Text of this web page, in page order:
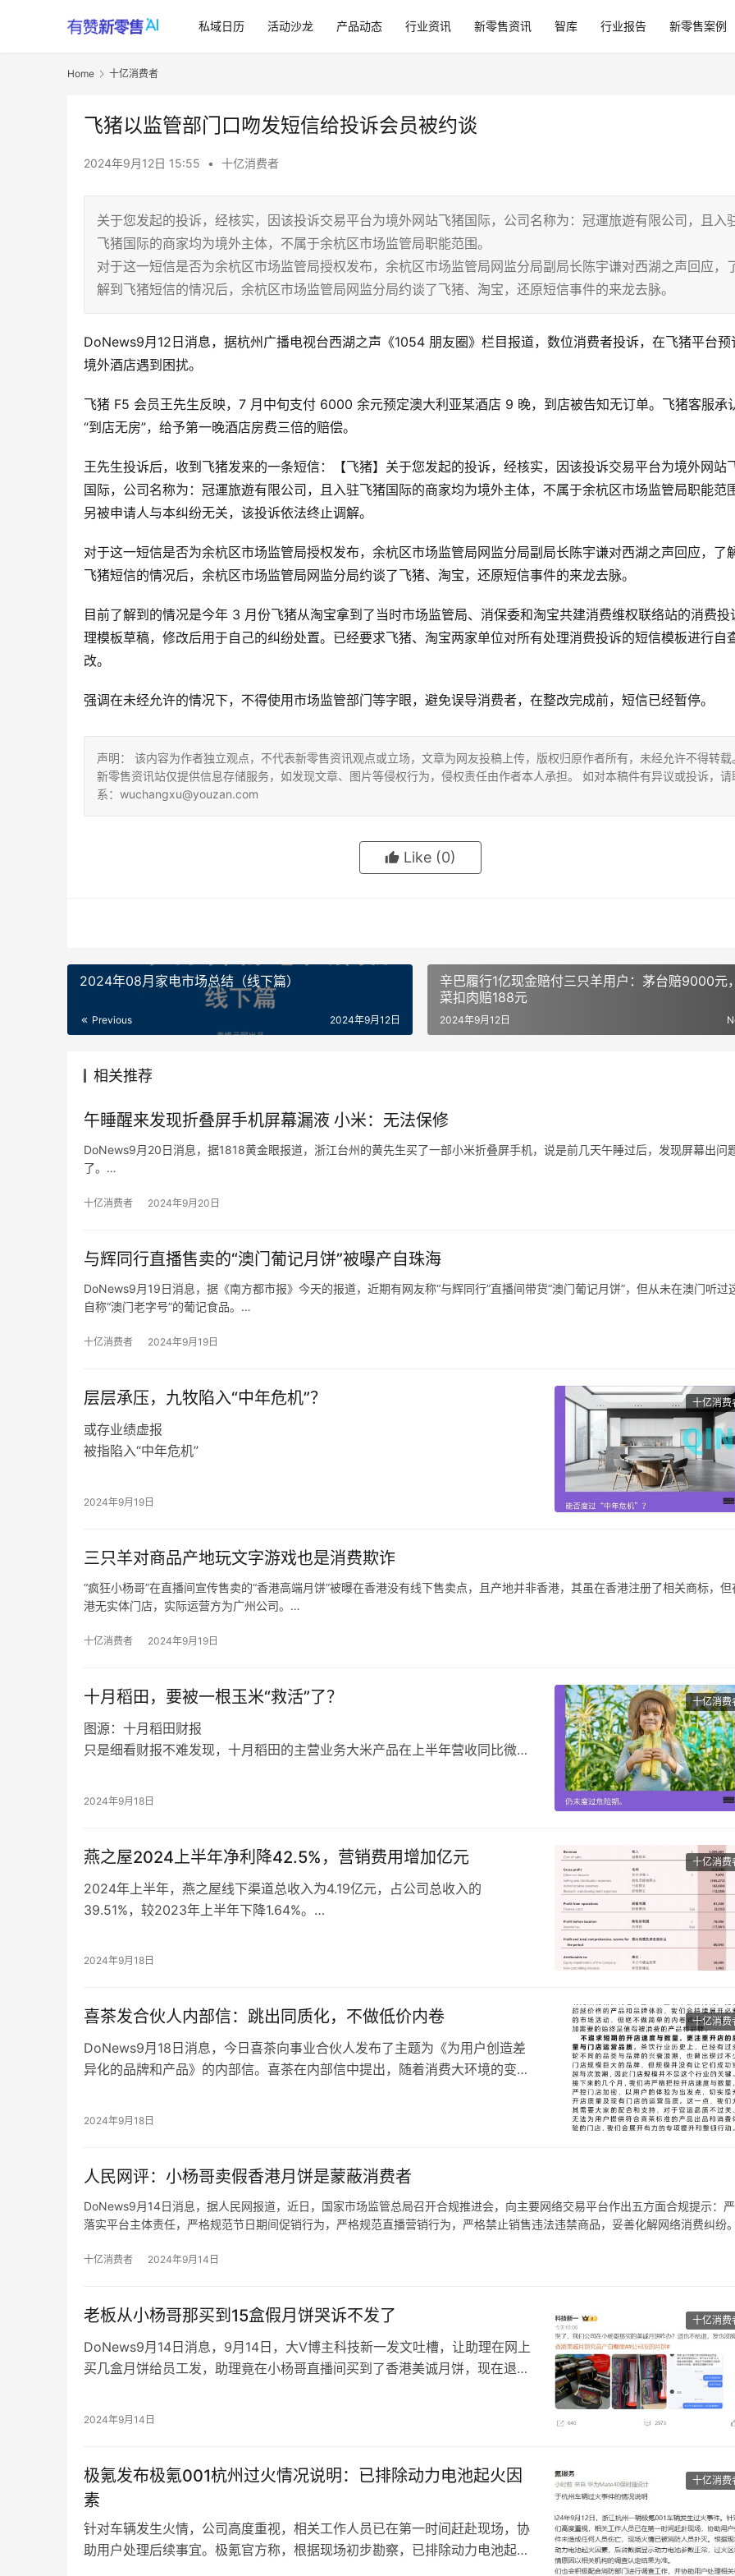
私域日历 活动沙龙 产品动态 行业资讯 新零售资讯 智库 行业报告 新零售案例
Home 十亿消费者
飞猪以监管部门口吻发短信给投诉会员被约谈
2024年9月12日 15:55 • 十亿消费者
关于您发起的投诉，经核实，因该投诉交易平台为境外网站飞猪国际，公司名称为：冠運旅遊有限公司，且入
飞猪国际的商家均为境外主体，不属于余杭区市场监管局职能范围。
对于这一短信是否为余杭区市场监管局授权发布，余杭区市场监管局网监分局副局长陈宇谦对西湖之声回应，
解到飞猪短信的情况后，余杭区市场监管局网监分局约谈了飞猪、淘宝，还原短信事件的来龙去脉。
DoNews9月12日消息，据杭州广播电视台西湖之声《1054 朋友圈》栏目报道，数位消费者投诉，在飞猪平台预
境外酒店遇到困扰。
飞猪 F5 会员王先生反映，7 月中旬支付 6000 余元预定澳大利亚某酒店 9 晚，到店被告知无订单。飞猪客服承
“到店无房”，给予第一晚酒店房费三倍的赔偿。
王先生投诉后，收到飞猪发来的一条短信：【飞猪】关于您发起的投诉，经核实，因该投诉交易平台为境外网站
国际，公司名称为：冠運旅遊有限公司，且入驻飞猪国际的商家均为境外主体，不属于余杭区市场监管局职能范围
另被申请人与本纠纷无关，该投诉依法终止调解。
对于这一短信是否为余杭区市场监管局授权发布，余杭区市场监管局网监分局副局长陈宇谦对西湖之声回应，了
飞猪短信的情况后，余杭区市场监管局网监分局约谈了飞猪、淘宝，还原短信事件的来龙去脉。
目前了解到的情况是今年 3 月份飞猪从淘宝拿到了当时市场监管局、消保委和淘宝共建消费维权联络站的消费投
理模板草稿，修改后用于自己的纠纷处置。已经要求飞猪、淘宝两家单位对所有处理消费投诉的短信模板进行自
改。
强调在未经允许的情况下，不得使用市场监管部门等字眼，避免误导消费者，在整改完成前，短信已经暂停。
声明： 该内容为作者独立观点，不代表新零售资讯观点或立场，文章为网友投稿上传，版权归原作者所有，未经允许不得转载
新零售资讯站仅提供信息存储服务，如发现文章、图片等侵权行为，侵权责任由作者本人承担。 如对本稿件有异议或投诉，请
系：wuchangxu@youzan.com
Like (0)
2024年08月家电市场总结（线下篇）
Previous 2024年9月12日
辛巴履行1亿现金赔付三只羊用户：茅台赔9000元
菜扣肉赔188元
2024年9月12日
相关推荐
午睡醒来发现折叠屏手机屏幕漏液 小米：无法保修
DoNews9月20日消息，据1818黄金眼报道，浙江台州的黄先生买了一部小米折叠屏手机，说是前几天午睡过后，发现屏幕出问
了。
黄先生把这部小米折叠屏手机送到销售门店，由对方寄去售后，他提供了一张照片，说是寄出前快递员拍的。
十亿消费者 2024年9月20日
与辉同行直播售卖的“澳门葡记月饼”被曝产自珠海
DoNews9月19日消息，据《南方都市报》今天的报道，近期有网友称“与辉同行”直播间带货“澳门葡记月饼”，但从未在澳门听过
自称“澳门老字号”的葡记食品。
开设门店。而在“澳门葡记月饼”各平台的网店中，详情均显示旗下多款产品产地、发货地为珠海，但推广内容里多次出现“澳门老字
十亿消费者 2024年9月19日
十亿消费
​层层承压，九牧陷入“中年危机”？
或存业绩虚报
被指陷入“中年危机”
2030年，销售额将达到1000亿元人民币。
根据福建省工商联发布的“2020福建省民营企业100强”名单，九牧集团2019年
营业收入为63.16亿元，若以此为基准，九牧2020年的销售额下降了近
47.4%。
2024年9月19日
三只羊对商品产地玩文字游戏也是消费欺诈
“疯狂小杨哥”在直播间宣传售卖的“香港高端月饼”被曝在香港没有线下售卖点，且产地并非香港，其虽在香港注册了相关商标，但
港无实体门店，实际运营方为广州公司。
反观“疯狂小杨哥”在直播间宣传售卖的“香港高端月饼”，这些影响力很大的主播根本没有在直播间以显著方式提醒该商品并非香港
十亿消费者 2024年9月19日
十亿消费
十月稻田，要被一根玉米“救活”了？
图源：十月稻田财报
只是细看财报不难发现，十月稻田的主营业务大米产品在上半年营收同比微幅
营收7.26亿，同比增长151.9%。
眼看核心业务板块在线上渠道的表现愈发乏力，十月稻田也想在线下抢占一部
2024年9月18日
十亿消费
燕之屋2024上半年净利降42.5%，营销费用增加亿元
2024年上半年，燕之屋线下渠道总收入为4.19亿元，占公司总收入的
39.51%，较2023年上半年下降1.64%。
51.24%，毛利率下降主要归因于线下客户的消费趋于保守导致线下渠道收入增
期增加了1.01亿元，增幅38.45%。
2024年9月18日
十亿消费
喜茶发合伙人内部信：跳出同质化，不做低价内卷
DoNews9月18日消息，今日喜茶向事业合伙人发布了主题为《为用户创造差
异化的品牌和产品》的内部信。喜茶在内部信中提出，随着消费大环境的变化
对此，喜茶在内部信中提出，破局之道是要极致地为用户创造差异化的产品和
量与门店运营品质。
2024年9月18日
人民网评：小杨哥卖假香港月饼是蒙蔽消费者
DoNews9月14日消息，据人民网报道，近日，国家市场监管总局召开合规推进会，向主要网络交易平台作出五方面合规提示：
落实平台主体责任，严格规范节日期间促销行为，严格规范直播营销行为，严格禁止销售违法违禁商品，妥善化解网络消费纠纷
十亿消费者 2024年9月14日
十亿消费
老板从小杨哥那买到15盒假月饼哭诉不发了
DoNews9月14日消息，9月14日，大V博主科技新一发文吐槽，让助理在网上
买几盒月饼给员工发，助理竟在小杨哥直播间买到了香港美诚月饼，现在退也
月饼是假的了，去跑去找小杨哥那边退货，但那边也不肯退，以后不会在小杨
2024年9月14日
十亿消费
极氪发布极氪001杭州过火情况说明：已排除动力电池起火因
素
针对车辆发生火情，公司高度重视，相关工作人员已在第一时间赶赴现场，协
助用户处理后续事宜。极氪官方称，根据现场初步勘察，已排除动力电池起火